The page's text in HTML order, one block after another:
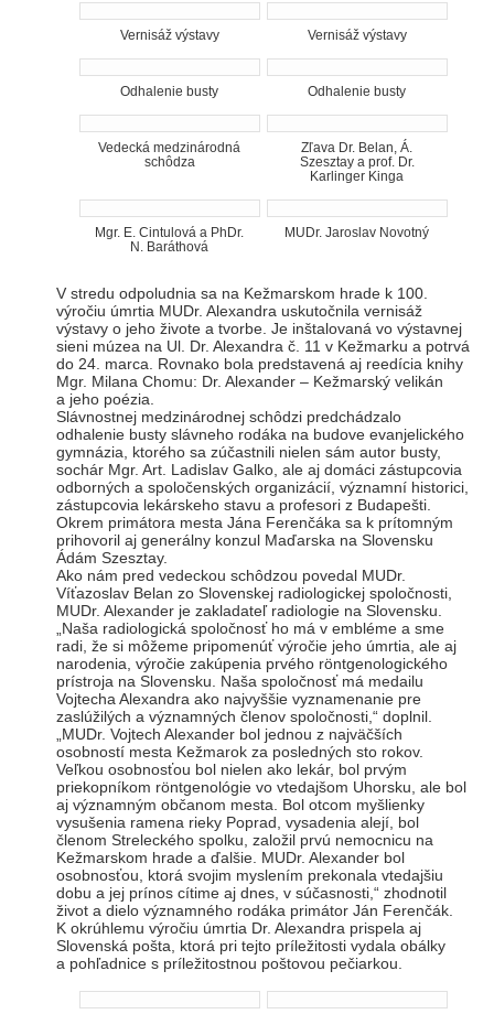
Vernisáž výstavy Vernisáž výstavy
Odhalenie busty Odhalenie busty
Vedecká medzinárodná
schôdza
Zľava Dr. Belan, Á.
Szesztay a prof. Dr.
Karlinger Kinga
Mgr. E. Cintulová a PhDr.
N. Baráthová
MUDr. Jaroslav Novotný
V stredu odpoludnia sa na Kežmarskom hrade k 100.
výročiu úmrtia MUDr. Alexandra uskutočnila vernisáž
výstavy o jeho živote a tvorbe. Je inštalovaná vo výstavnej
sieni múzea na Ul. Dr. Alexandra č. 11 v Kežmarku a potrvá
do 24. marca. Rovnako bola predstavená aj reedícia knihy
Mgr. Milana Chomu: Dr. Alexander – Kežmarský velikán
a jeho poézia.
Slávnostnej medzinárodnej schôdzi predchádzalo
odhalenie busty slávneho rodáka na budove evanjelického
gymnázia, ktorého sa zúčastnili nielen sám autor busty,
sochár Mgr. Art. Ladislav Galko, ale aj domáci zástupcovia
odborných a spoločenských organizácií, významní historici,
zástupcovia lekárskeho stavu a profesori z Budapešti.
Okrem primátora mesta Jána Ferenčáka sa k prítomným
prihovoril aj generálny konzul Maďarska na Slovensku
Ádám Szesztay.
Ako nám pred vedeckou schôdzou povedal MUDr.
Víťazoslav Belan zo Slovenskej radiologickej spoločnosti,
MUDr. Alexander je zakladateľ radiologie na Slovensku.
„Naša radiologická spoločnosť ho má v embléme a sme
radi, že si môžeme pripomenúť výročie jeho úmrtia, ale aj
narodenia, výročie zakúpenia prvého rӧntgenologického
prístroja na Slovensku. Naša spoločnosť má medailu
Vojtecha Alexandra ako najvyššie vyznamenanie pre
zaslúžilých a významných členov spoločnosti,“ doplnil.
„MUDr. Vojtech Alexander bol jednou z najväčších
osobností mesta Kežmarok za posledných sto rokov.
Veľkou osobnosťou bol nielen ako lekár, bol prvým
priekopníkom rӧntgenológie vo vtedajšom Uhorsku, ale bol
aj významným občanom mesta. Bol otcom myšlienky
vysušenia ramena rieky Poprad, vysadenia alejí, bol
členom Streleckého spolku, založil prvú nemocnicu na
Kežmarskom hrade a ďalšie. MUDr. Alexander bol
osobnosťou, ktorá svojim myslením prekonala vtedajšiu
dobu a jej prínos cítime aj dnes, v súčasnosti,“ zhodnotil
život a dielo významného rodáka primátor Ján Ferenčák.
K okrúhlemu výročiu úmrtia Dr. Alexandra prispela aj
Slovenská pošta, ktorá pri tejto príležitosti vydala obálky
a pohľadnice s príležitostnou poštovou pečiarkou.